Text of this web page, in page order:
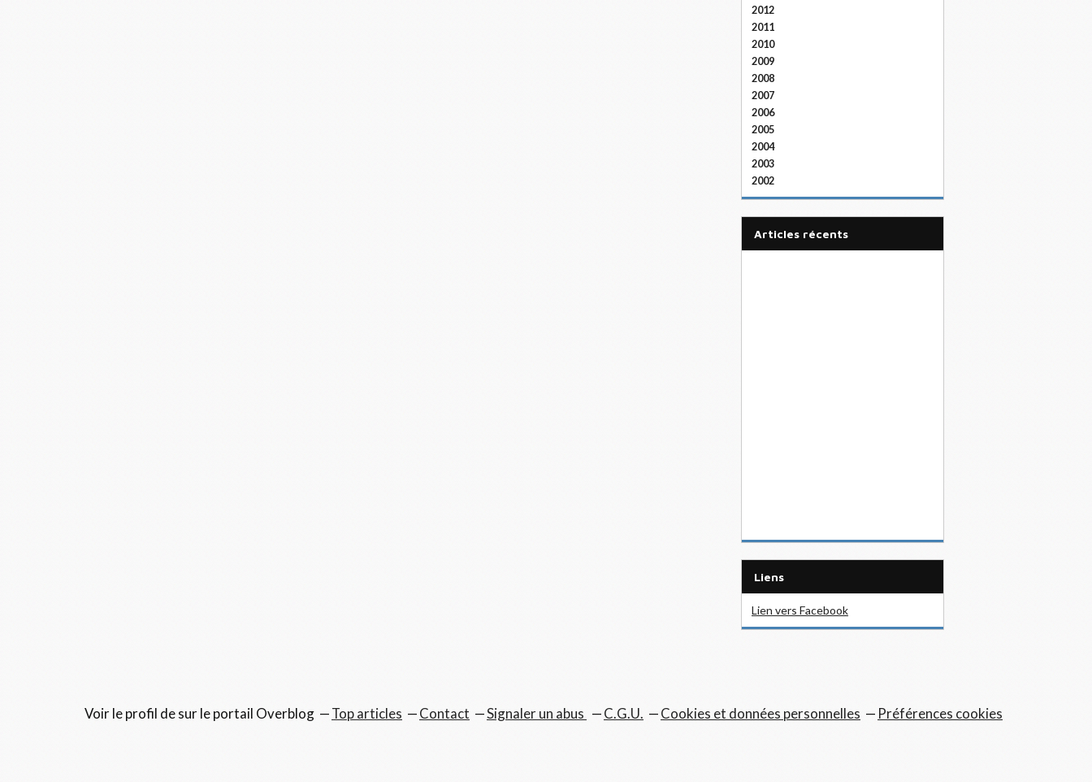
2012
2011
2010
2009
2008
2007
2006
2005
2004
2003
2002
articles récents
Liens
Lien vers Facebook
Voir le profil desur le portail Overblog Top articles Contact Signaler un abus C.G.U. Cookies et données personnelles Préférences cookies